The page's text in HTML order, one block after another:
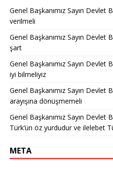
Genel Başkanımız Sayın
verilmeli
Genel Başkanımız Sayın
şart
Genel Başkanımız Sayın
iyi bilmeliyiz
Genel Başkanımız Sayın Devlet
arayışına dönüşmemeli
Genel Başkanımız Sayın Devlet
Türk’ün öz yurdudur ve ilelebet
META